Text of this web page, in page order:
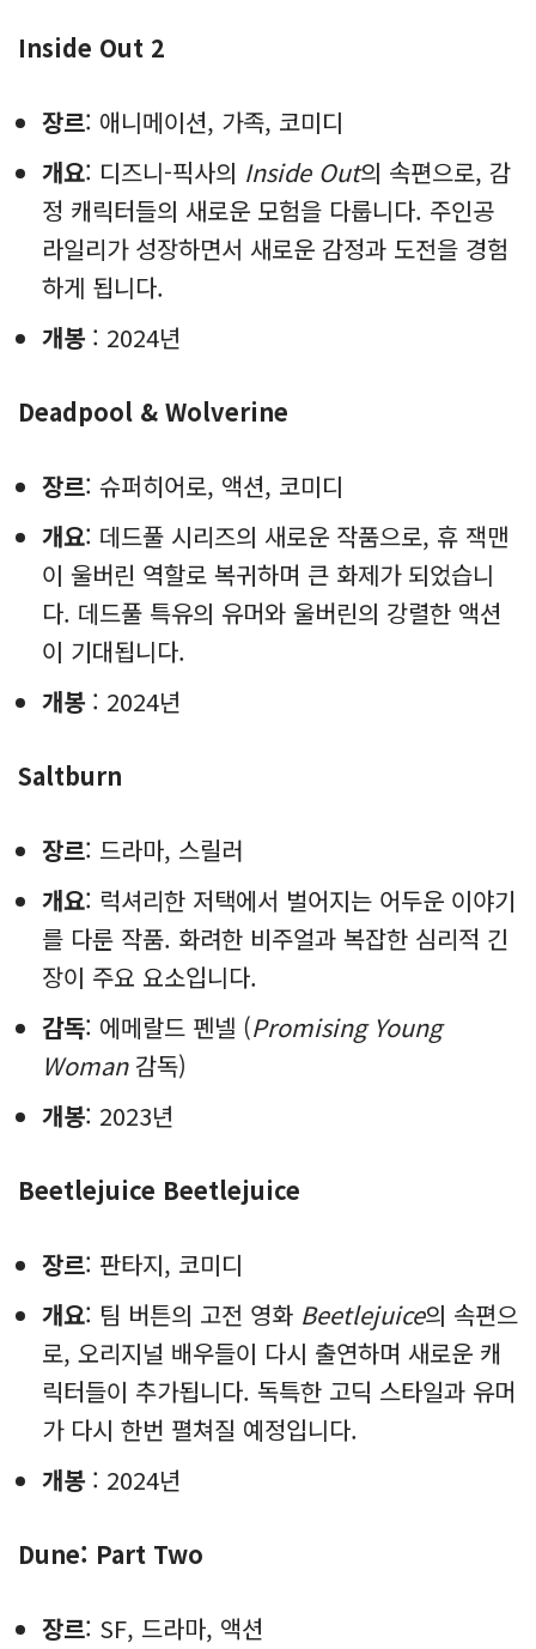
Inside Out 2
장르: 애니메이션, 가족, 코미디
개요: 디즈니-픽사의 Inside Out의 속편으로, 감
정 캐릭터들의 새로운 모험을 다룹니다. 주인공
라일리가 성장하면서 새로운 감정과 도전을 경험
하게 됩니다.
개봉 : 2024년
Deadpool & Wolverine
장르: 슈퍼히어로, 액션, 코미디
개요: 데드풀 시리즈의 새로운 작품으로, 휴 잭맨
이 울버린 역할로 복귀하며 큰 화제가 되었습니
다. 데드풀 특유의 유머와 울버린의 강렬한 액션
이 기대됩니다.
개봉 : 2024년
Saltburn
장르: 드라마, 스릴러
개요: 럭셔리한 저택에서 벌어지는 어두운 이야기
를 다룬 작품. 화려한 비주얼과 복잡한 심리적 긴
장이 주요 요소입니다.
감독: 에메랄드 펜넬 (Promising Young
Woman감독)
개봉: 2023년
Beetlejuice Beetlejuice
장르: 판타지, 코미디
개요: 팀 버튼의 고전 영화 Beetlejuice의 속편으
로, 오리지널 배우들이 다시 출연하며 새로운 캐
릭터들이 추가됩니다. 독특한 고딕 스타일과 유머
가 다시 한번 펼쳐질 예정입니다.
개봉 : 2024년
Dune: Part Two
장르: SF, 드라마, 액션